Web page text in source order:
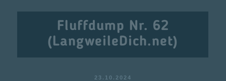
Fluffdump Nr. 62
(LangweileDich.net)
23.10.2024